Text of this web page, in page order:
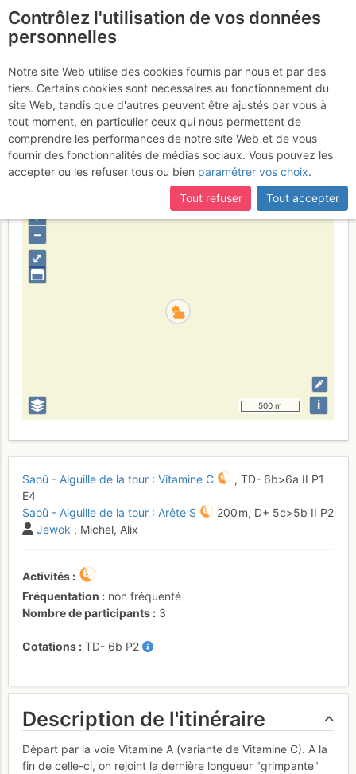
Saoû - Aiguille de la
Tour : Vitamine C
Dimanche 7 mai
2017
Luberon - Baronnies - Saoû
⤢
+
–
500 m i
Saoû - Aiguille de la tour : Vitamine C , TD- 6b>6a II P1
E4
Saoû - Aiguille de la tour : Arête S
200 m, D+ 5c>5b II P2
Jewok , Michel, Alix
Activités
Fréquentation
non fréquenté
Nombre de participants
3
Cotations TD- 6b P2
Description de l'itinéraire
Départ par la voie Vitamine A (variante de Vitamine C). A la
fin de celle-ci, on rejoint la dernière longueur "grimpante"
Contrôlez l'utilisation de vos données
personnelles
Notre site Web utilise des cookies fournis par nous et par des
tiers. Certains cookies sont nécessaires au fonctionnement du
site Web, tandis que d'autres peuvent être ajustés par vous à
tout moment, en particulier ceux qui nous permettent de
comprendre les performances de notre site Web et de vous
fournir des fonctionnalités de médias sociaux. Vous pouvez les
accepter ou les refuser tous ou bien paramétrer vos choix.
Tout refuser
Tout accepter